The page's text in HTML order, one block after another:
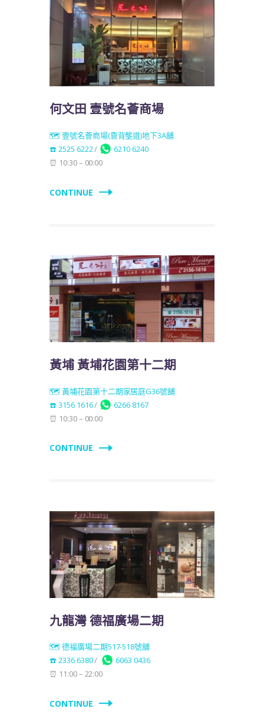
何文田 壹號名薈商場
🗺️ 壹號名薈商場(靠背壟道)地下3A舖
☎️ 2525 6222/
6210 6240
⏰ 10:30 – 00:00
CONTINUE
黃埔 黃埔花園第十二期
🗺️ 黃埔花園第十二期家居庭G36號舖
☎️ 3156 1616/
6266 8167
⏰ 10:30 – 00:00
CONTINUE
九龍灣 德福廣場二期
🗺️ 德福廣場二期517-518號舖
☎️ 2336 6380/
6063 0436
⏰ 11:00 – 22:00
CONTINUE